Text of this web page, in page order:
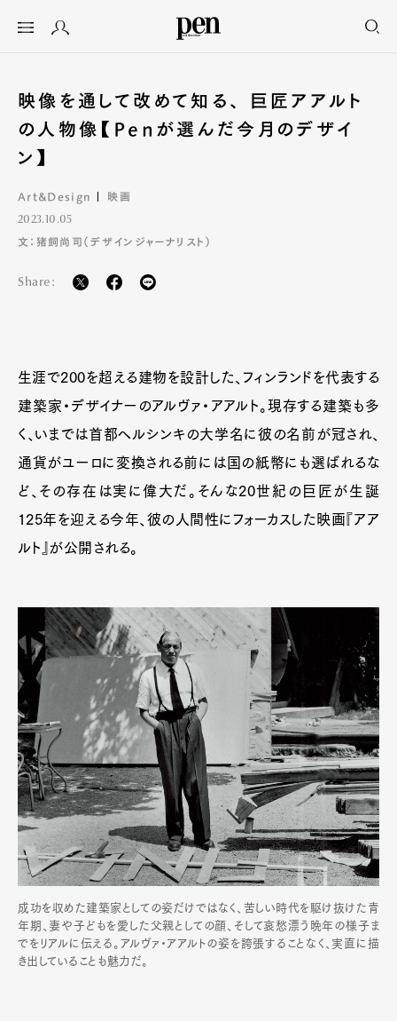
映像を通して改めて知る、 巨匠アアルト
の人物像【Penが選んだ今月のデザイ
ン】
Art&Design 映画
2023.10.05
文：猪飼尚司（デザインジャーナリスト）
Share:
生涯で200を超える建物を設計した、フィンランドを代表する
建築家・デザイナーのアルヴァ・アアルト。現存する建築も多
く、いまでは首都ヘルシンキの大学名に彼の名前が冠され、
通貨がユーロに変換される前には国の紙幣にも選ばれるな
ど、その存在は実に偉大だ。そんな20世紀の巨匠が生誕
125年を迎える今年、彼の人間性にフォーカスした映画『アア
ルト』が公開される。
成功を収めた建築家としての姿だけではなく、苦しい時代を駆け抜けた青
年期、妻や子どもを愛した父親としての顔、そして哀愁漂う晩年の様子ま
でをリアルに伝える。アルヴァ・アアルトの姿を誇張することなく、実直に描
き出していることも魅力だ。